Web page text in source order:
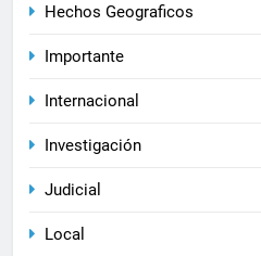
Hechos Geograficos
Importante
Internacional
Investigación
Judicial
Local